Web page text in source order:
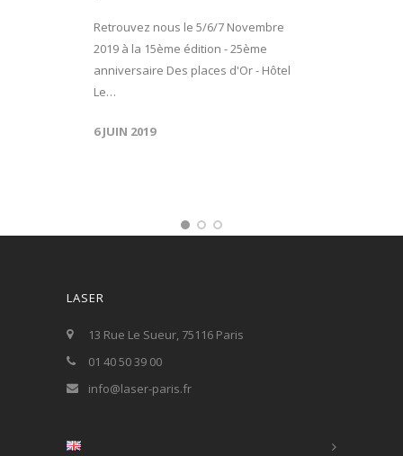
Retrouvez nous le 5/6/7 Novembre
2019 à la 15ème édition - 25ème
anniversaire Des places d'Or - Hôtel
Le…
6 JUIN 2019
LASER
13 Rue Le Sueur, 75116 Paris
01 40 50 39 00
info@laser-paris.fr